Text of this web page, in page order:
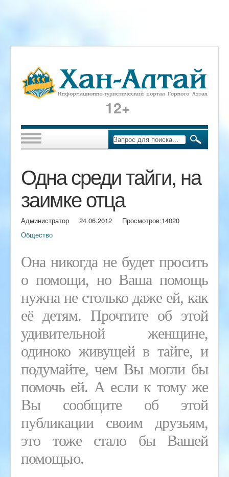
12+
Одна среди тайги, на
заимке отца
Администратор 24.06.2012 Просмотров:14020
Общество
Она никогда не будет просить
о помощи, но Ваша помощь
нужна не столько даже ей, как
её детям. Прочтите об этой
удивительной женщине,
одиноко живущей в тайге, и
подумайте, чем Вы могли бы
помочь ей. А если к тому же
Вы сообщите об этой
публикации своим друзьям,
это тоже стало бы Вашей
помощью.